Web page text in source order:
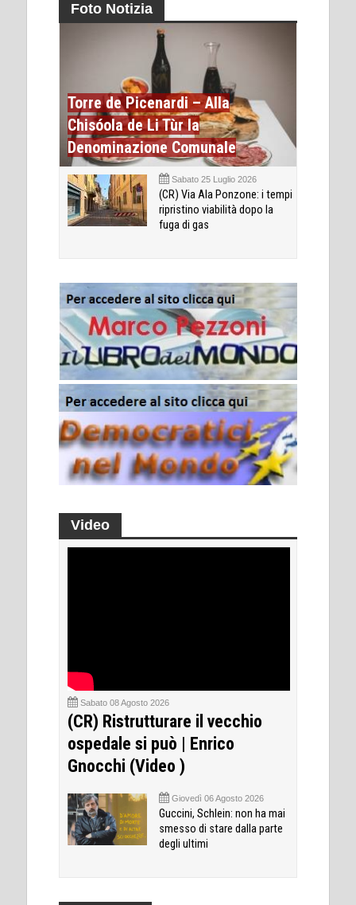
Foto Notizia
Torre de Picenardi – Alla
Chisóola de Li Tùr la
Denominazione Comunale
Sabato 25 Luglio 2026
(CR) Via Ala Ponzone: i tempi
ripristino viabilità dopo la
fuga di gas
Video
Sabato 08 Agosto 2026
(CR) Ristrutturare il vecchio
ospedale si può | Enrico
Gnocchi (Video )
Giovedì 06 Agosto 2026
Guccini, Schlein: non ha mai
smesso di stare dalla parte
degli ultimi